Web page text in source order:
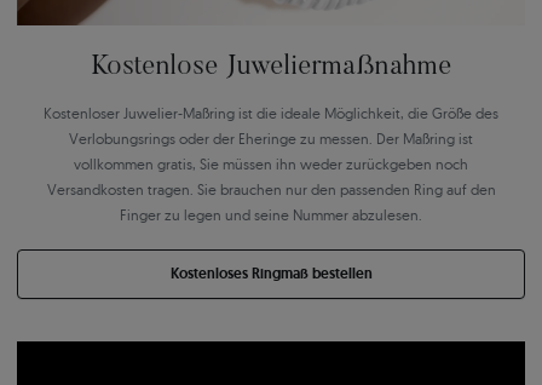
Kostenlose Juweliermaßnahme
Kostenloser Juwelier-Maßring ist die ideale Möglichkeit, die Größe des
Verlobungsrings oder der Eheringe zu messen. Der Maßring ist
vollkommen gratis, Sie müssen ihn weder zurückgeben noch
Versandkosten tragen. Sie brauchen nur den passenden Ring auf den
Finger zu legen und seine Nummer abzulesen.
Kostenloses Ringmaß bestellen